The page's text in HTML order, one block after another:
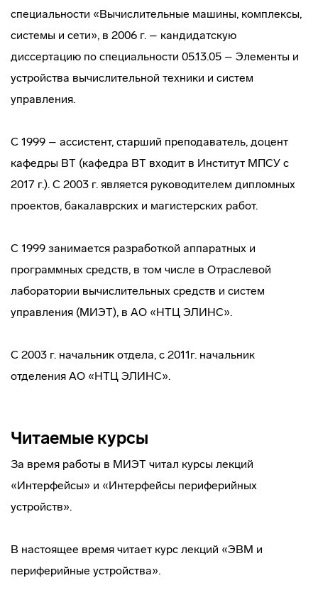
специальности «Вычислительные машины, комплексы,
системы и сети», в 2006 г. – кандидатскую
диссертацию по специальности 05.13.05 – Элементы и
устройства вычислительной техники и систем
управления.
С 1999 – ассистент, старший преподаватель, доцент
кафедры ВТ (кафедра ВТ входит в Институт МПСУ с
2017 г.). С 2003 г. является руководителем дипломных
проектов, бакалаврских и магистерских работ.
С 1999 занимается разработкой аппаратных и
программных средств, в том числе в Отраслевой
лаборатории вычислительных средств и систем
управления (МИЭТ), в АО «НТЦ ЭЛИНС».
С 2003 г. начальник отдела, с 2011г. начальник
отделения АО «НТЦ ЭЛИНС».
Читаемые курсы
За время работы в МИЭТ читал курсы лекций
«Интерфейсы» и «Интерфейсы периферийных
устройств».
В настоящее время читает курс лекций «ЭВМ и
периферийные устройства».